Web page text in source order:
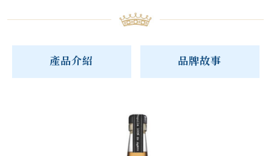
產品介紹 品牌故事